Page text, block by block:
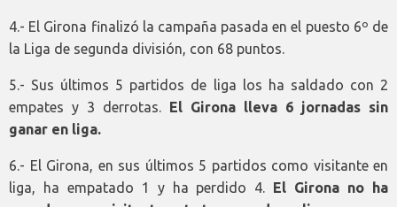
4.- El Girona finalizó la campaña pasada en el puesto 6º de
la Liga de segunda división, con 68 puntos.
5.- Sus últimos 5 partidos de liga los ha saldado con 2
empates y 3 derrotas. El Girona lleva 6 jornadas sin
ganar en liga.
6.- El Girona, en sus últimos 5 partidos como visitante en
liga, ha empatado 1 y ha perdido 4. El Girona no ha